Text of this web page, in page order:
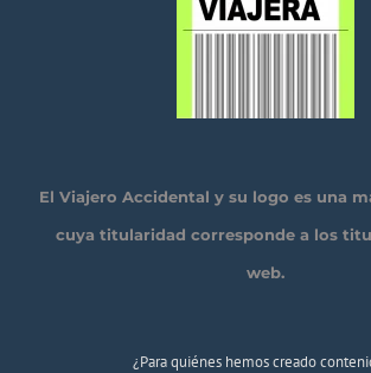
El Viajero Accidental y su logo es una
cuya titularidad corresponde a los
web.
¿Para quiénes hemos creado